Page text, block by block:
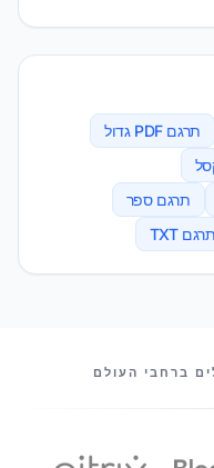
תרגם PDF גדול
תרגם ספר
תרגם TXT
ברחבי העולם